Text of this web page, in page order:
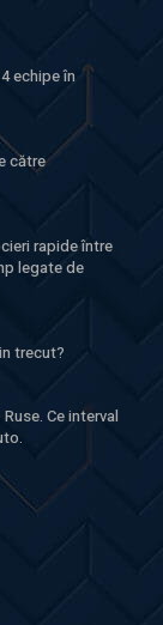
echipe în
către
rapide între
legate de
trecut?
Ce interval